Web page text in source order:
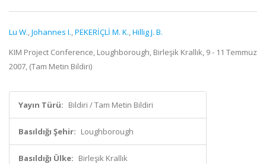
Lu W.,Johannes I.,PEKERİÇLİ M. K.,Hillig J. B.
KIM Project Conference, Loughborough, Birleşik Krallık, 9 - 11 Temmuz
2007, (Tam Metin Bildiri)
Yayın Türü: Bildiri / Tam Metin Bildiri
Basıldığı Şehir: Loughborough
Basıldığı Ülke: Birleşik Krallık